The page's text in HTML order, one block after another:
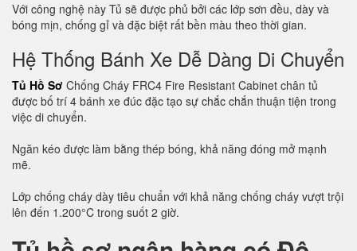
Với công nghệ này Tủ sẽ được phủ bởi các lớp sơn đều, dày và
bóng mịn, chống gỉ và đặc biệt rất bền màu theo thời gian.
Hệ Thống Bánh Xe Dễ Dàng Di Chuyển
Tủ Hồ Sơ Chống Cháy FRC4 Fire Resistant Cabinet chân tủ
được bố trí 4 bánh xe đúc đặc tạo sự chắc chắn thuận tiện trong
việc di chuyển.
Ngăn kéo được làm bằng thép bóng, khả năng đóng mở mạnh
mẽ.
Lớp chống cháy dày tiêu chuẩn với khả năng chống cháy vượt trội
lên đến 1.200°C trong suốt 2 giờ.